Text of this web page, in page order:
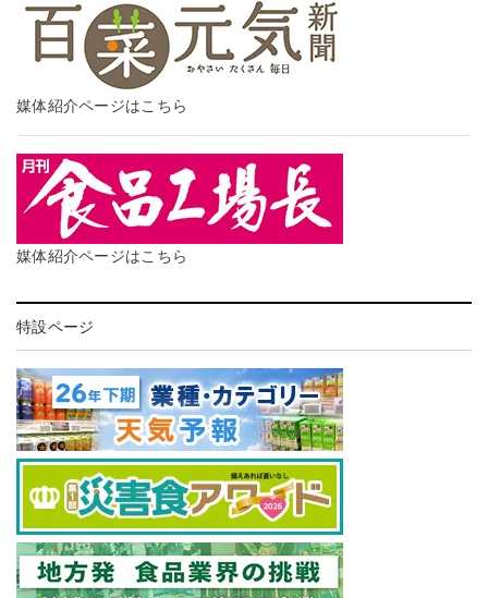
媒体紹介ページはこちら
媒体紹介ページはこちら
特設ページ